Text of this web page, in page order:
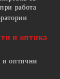
работа
и оптика
и оптични